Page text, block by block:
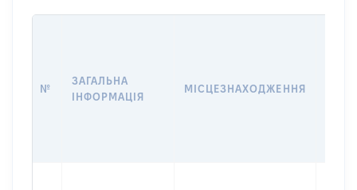
№
ЗАГАЛЬНА
ІНФОРМАЦІЯ
МІСЦЕЗНАХОДЖЕННЯ